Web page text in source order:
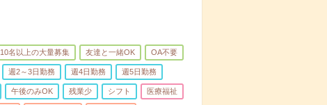
10名以上の大量募集 友達と一緒OK OA不要
週2～3日勤務 週4日勤務 週5日勤務
午後のみOK 残業少 シフト 医療福祉